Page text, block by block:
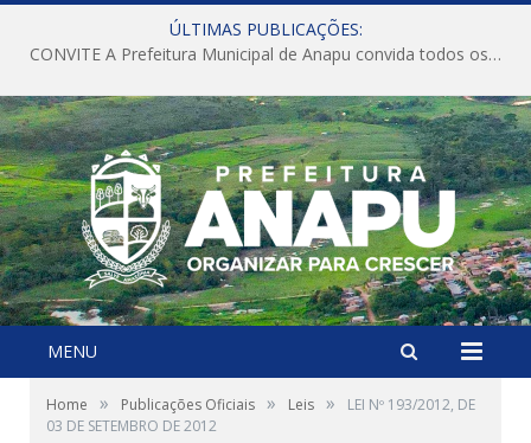
ÚLTIMAS PUBLICAÇÕES:
CONVITE A Prefeitura Municipal de Anapu convida todos os servidores públicos municipais para participarem da Audiência Pública de discussão da Lei de Diretrizes Orçamentárias (LDO), importante instrumento de planejamento das ações e investimentos da Administração Pública para o próximo exercício financeiro.
MENU
Home » Publicações Oficiais » Leis »
LEI Nº 193/2012, DE
03 DE SETEMBRO DE 2012